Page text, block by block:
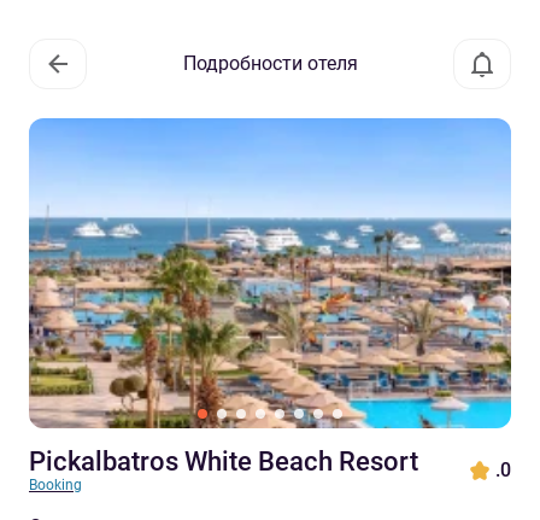
Подробности отеля
Pickalbatros White Beach Resort
Booking
.0